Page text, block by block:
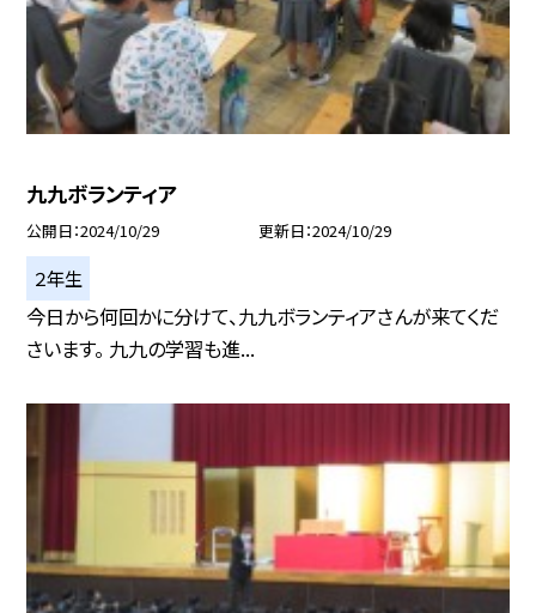
九九ボランティア
公開日 2024/10/29 更新日 2024/10/29
２年生
今日から何回かに分けて、九九ボランティアさんが来てくだ
さいます。 九九の学習も進...